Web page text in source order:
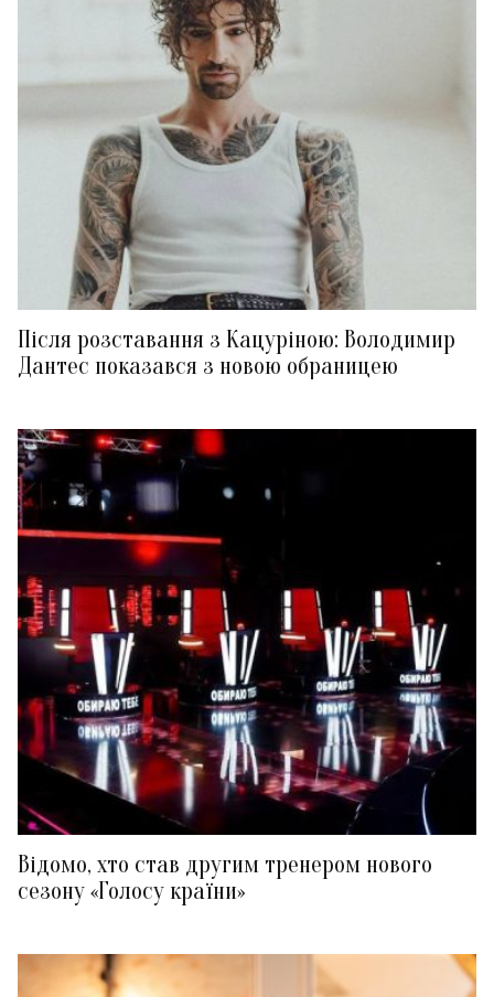
Після розставання з Кацуріною: Володимир
Дантес показався з новою обраницею
Відомо, хто став другим тренером нового
сезону «Голосу країни»